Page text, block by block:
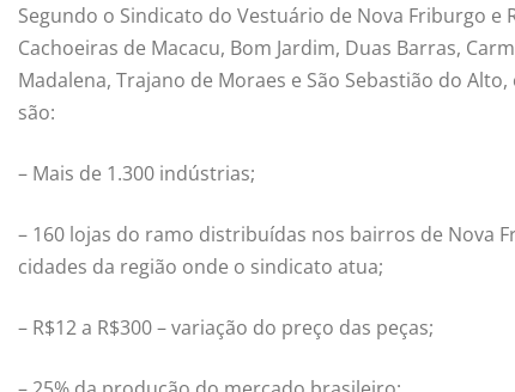
Segundo o Sindicato do Vestuário de Nova Friburgo
Cachoeiras de Macacu, Bom Jardim, Duas Barras,
Madalena, Trajano de Moraes e São Sebastião do
são:
– Mais de 1.300 indústrias;
– 160 lojas do ramo distribuídas nos bairros de Nova
cidades da região onde o sindicato atua;
– R$12 a R$300 – variação do preço das peças;